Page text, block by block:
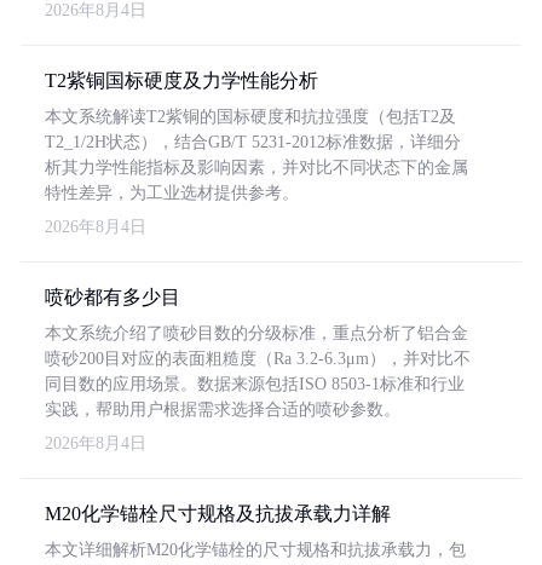
2026年8月4日
T2紫铜国标硬度及力学性能分析
本文系统解读T2紫铜的国标硬度和抗拉强度（包括T2及
T2_1/2H状态），结合GB/T 5231-2012标准数据，详细分
析其力学性能指标及影响因素，并对比不同状态下的金属
特性差异，为工业选材提供参考。
2026年8月4日
喷砂都有多少目
本文系统介绍了喷砂目数的分级标准，重点分析了铝合金
喷砂200目对应的表面粗糙度（Ra 3.2-6.3μm），并对比不
同目数的应用场景。数据来源包括ISO 8503-1标准和行业
实践，帮助用户根据需求选择合适的喷砂参数。
2026年8月4日
M20化学锚栓尺寸规格及抗拔承载力详解
本文详细解析M20化学锚栓的尺寸规格和抗拔承载力，包